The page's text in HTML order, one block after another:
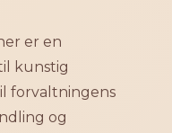
er en
kunstig
forvaltningens
og